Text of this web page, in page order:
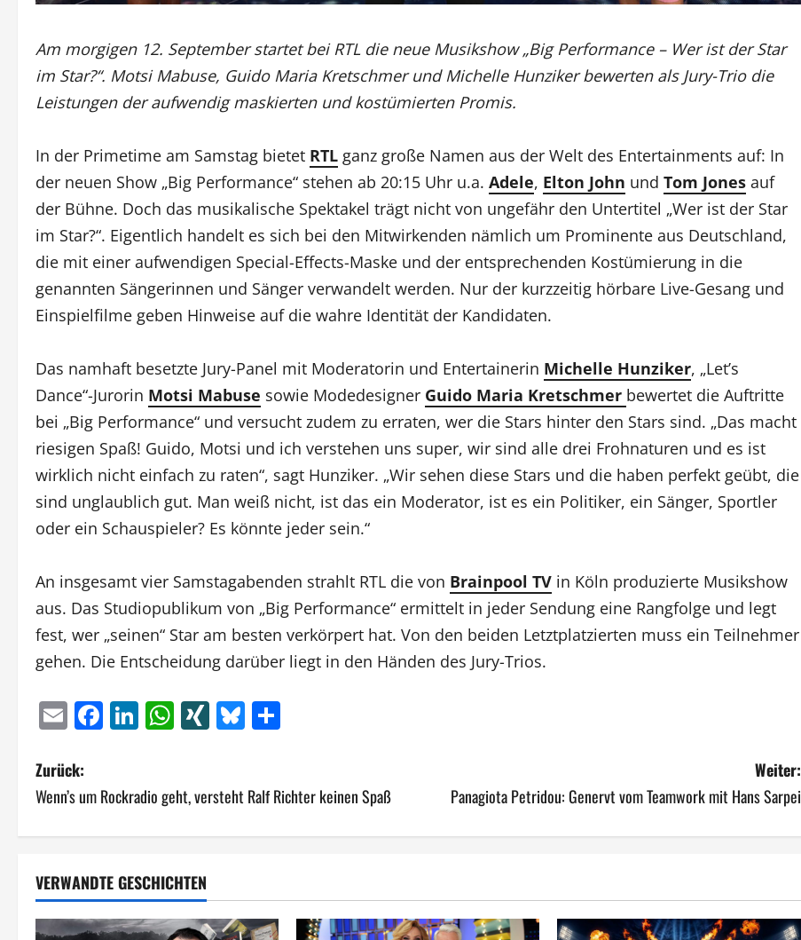
Am morgigen 12. September startet bei RTL die neue Musikshow „Big Performance – Wer ist der Star
im Star?“. Motsi Mabuse, Guido Maria Kretschmer und Michelle Hunziker bewerten als Jury-Trio die
Leistungen der aufwendig maskierten und kostümierten Promis.
In der Primetime am Samstag bietet RTL ganz große Namen aus der Welt des Entertainments auf: In
der neuen Show „Big Performance“ stehen ab 20:15 Uhr u.a. Adele, Elton John und Tom Jones auf
der Bühne. Doch das musikalische Spektakel trägt nicht von ungefähr den Untertitel „Wer ist der Star
im Star?“. Eigentlich handelt es sich bei den Mitwirkenden nämlich um Prominente aus Deutschland,
die mit einer aufwendigen Special-Effects-Maske und der entsprechenden Kostümierung in die
genannten Sängerinnen und Sänger verwandelt werden. Nur der kurzzeitig hörbare Live-Gesang und
Einspielfilme geben Hinweise auf die wahre Identität der Kandidaten.
Das namhaft besetzte Jury-Panel mit Moderatorin und Entertainerin Michelle Hunziker, „Let’s
Dance“-Jurorin Motsi Mabuse sowie Modedesigner Guido Maria Kretschmer bewertet die Auftritte
bei „Big Performance“ und versucht zudem zu erraten, wer die Stars hinter den Stars sind. „Das macht
riesigen Spaß! Guido, Motsi und ich verstehen uns super, wir sind alle drei Frohnaturen und es ist
wirklich nicht einfach zu raten“, sagt Hunziker. „Wir sehen diese Stars und die haben perfekt geübt, die
sind unglaublich gut. Man weiß nicht, ist das ein Moderator, ist es ein Politiker, ein Sänger, Sportler
oder ein Schauspieler? Es könnte jeder sein.“
An insgesamt vier Samstagabenden strahlt RTL die von Brainpool TV in Köln produzierte Musikshow
aus. Das Studiopublikum von „Big Performance“ ermittelt in jeder Sendung eine Rangfolge und legt
fest, wer „seinen“ Star am besten verkörpert hat. Von den beiden Letztplatzierten muss ein Teilnehmer
gehen. Die Entscheidung darüber liegt in den Händen des Jury-Trios.
EmailFacebook
LinkedIn
WhatsApp
XINGBluesky
B
e
i
t
r
Zurück:
Wenn’s um Rockradio geht, versteht Ralf Richter keinen Spaß
Weiter:
Panagiota Petridou: Genervt vom Teamwork mit Hans Sarpei
VERWANDTE GESCHICHTEN